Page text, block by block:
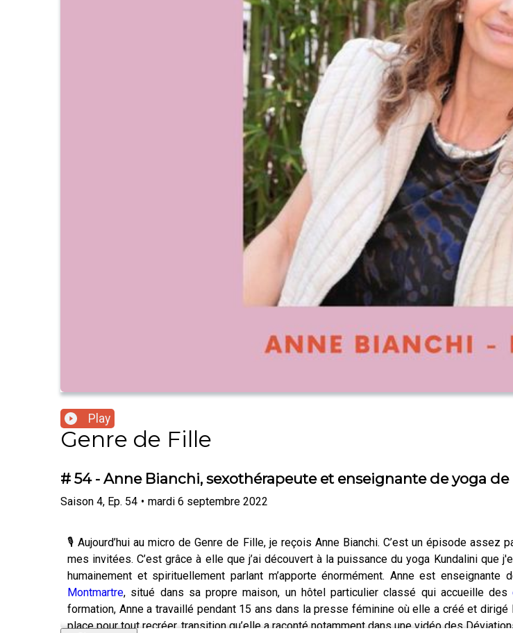
Play
Genre de Fille
# 54 - Anne Bianchi, sexothérapeute et enseignante de yoga
Saison 4, Ep. 54 • mardi 6 septembre 2022
🎙️ Aujourd’hui au micro de Genre de Fille, je reçois Anne Bianchi. C’est un épisode
mes invitées. C’est grâce à elle que j’ai découvert à la puissance du yoga Kundalini que
humainement et spirituellement parlant m’apporte énormément. Anne est enseignante
Montmartre, situé dans sa propre maison, un hôtel particulier classé qui accueille des
formation, Anne a travaillé pendant 15 ans dans la presse féminine où elle a créé et
place pour tout recréer, transition qu’elle a raconté notamment dans une vidéo des